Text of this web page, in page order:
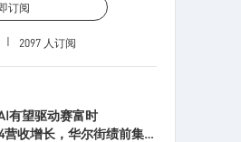
订阅
2097 人订阅
有望驱动赛富时
营收增长，华尔街绩前集体